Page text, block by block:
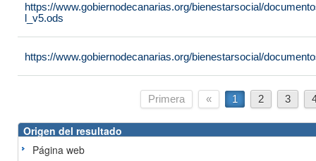
https://www.gobiernodecanarias.org/bienestarsocial/
l_v5.ods
https://www.gobiernodecanarias.org/bienestarsocial/
Primera « 1 2 3
Origen del resultado
Página web